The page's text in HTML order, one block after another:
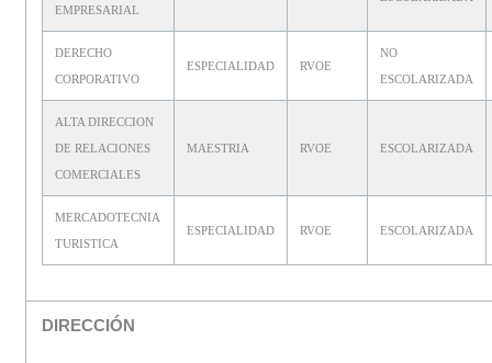
EMPRESARIAL
DERECHO
CORPORATIVO
ESPECIALIDAD RVOE
NO
ESCOLARIZADA
ALTA DIRECCION
DE RELACIONES
COMERCIALES
MAESTRIA RVOE ESCOLARIZADA
MERCADOTECNIA
TURISTICA
ESPECIALIDAD RVOE ESCOLARIZADA
DIRECCIÓN